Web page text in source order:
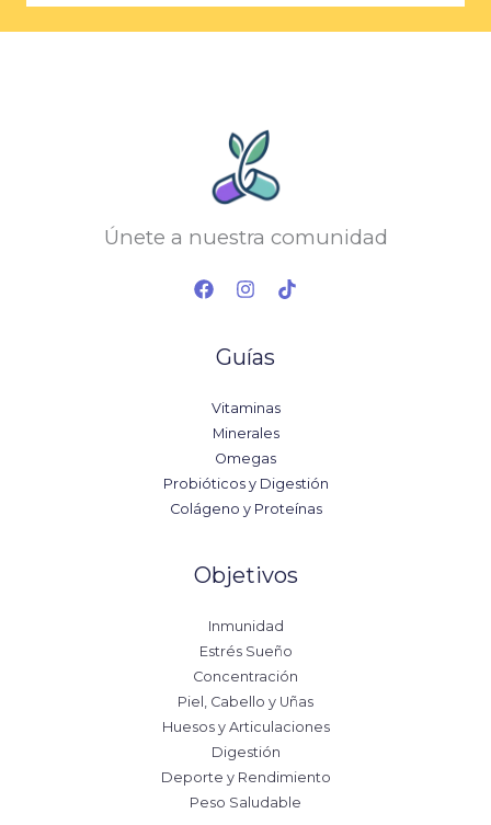
Únete a nuestra comunidad
Guías
Vitaminas
Minerales
Omegas
Probióticos y Digestión
Colágeno y Proteínas
Objetivos
Inmunidad
Estrés Sueño
Concentración
Piel, Cabello y Uñas
Huesos y Articulaciones
Digestión
Deporte y Rendimiento
Peso Saludable